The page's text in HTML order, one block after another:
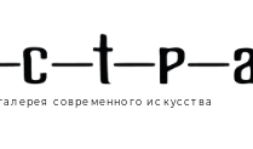
современного искусства